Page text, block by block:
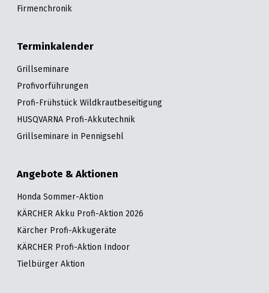
Firmenchronik
Terminkalender
Grillseminare
Profivorführungen
Profi-Frühstück Wildkrautbeseitigung
HUSQVARNA Profi-Akkutechnik
Grillseminare in Pennigsehl
Angebote & Aktionen
Honda Sommer-Aktion
KÄRCHER Akku Profi-Aktion 2026
Kärcher Profi-Akkugeräte
KÄRCHER Profi-Aktion Indoor
Tielbürger Aktion